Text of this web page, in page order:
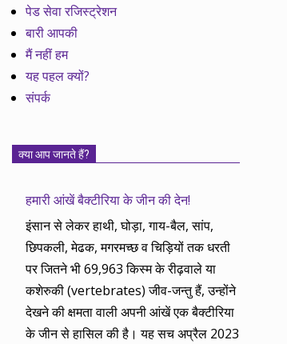
पेड सेवा रजिस्ट्रेशन
बारी आपकी
मैं नहीं हम
यह पहल क्यों?
संपर्क
क्या आप जानते हैं?
हमारी आंखें बैक्टीरिया के जीन की देन!
इंसान से लेकर हाथी, घोड़ा, गाय-बैल, सांप,
छिपकली, मेढक, मगरमच्छ व चिड़ियों तक धरती
पर जितने भी 69,963 किस्म के रीढ़वाले या
कशेरुकी (vertebrates) जीव-जन्तु हैं, उन्होंने
देखने की क्षमता वाली अपनी आंखें एक बैक्टीरिया
के जीन से हासिल की है। यह सच अप्रैल 2023